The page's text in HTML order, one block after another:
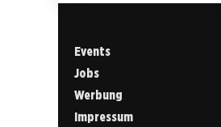
Events
Jobs
Werbung
Impressum